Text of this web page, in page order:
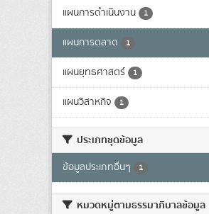
แผนการดำเนินงาน 1
แผนการตลาด 1
แผนยุทธศาสตร์ 1
แผนวิสาหกิจ 1
ประเภทชุดข้อมูล
ข้อมูลประเภทอื่นๆ 1
หมวดหมู่ตามธรรมาภิบาลข้อมูล